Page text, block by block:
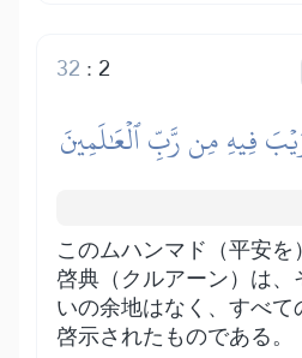
2
:
32
فِيهِ مِن رَّبِّ ٱلۡعَٰلَمِينَ
このムハンマド（平安を
啓典（クルアーン）は、
いの余地はなく、すべて
啓示されたものである。